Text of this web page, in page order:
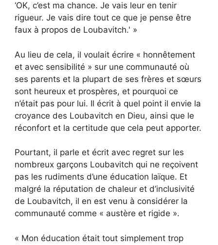
‘OK, c’est ma chance. Je vais leur en tenir
rigueur. Je vais dire tout ce que je pense être
faux à propos de Loubavitch.' »
Au lieu de cela, il voulait écrire « honnêtement
et avec sensibilité » sur une communauté où
ses parents et la plupart de ses frères et sœurs
sont heureux et prospères, et pourquoi ce
n’était pas pour lui. Il écrit à quel point il envie la
croyance des Loubavitch en Dieu, ainsi que le
réconfort et la certitude que cela peut apporter.
Pourtant, il parle et écrit avec regret sur les
nombreux garçons Loubavitch qui ne reçoivent
pas les rudiments d’une éducation laïque. Et
malgré la réputation de chaleur et d’inclusivité
de Loubavitch, il en est venu à considérer la
communauté comme « austère et rigide ».
« Mon éducation était tout simplement trop